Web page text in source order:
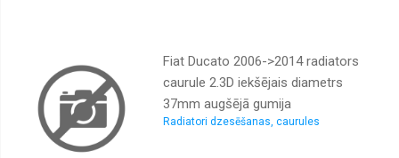
Fiat Ducato 2006->2014 radiators
caurule 2.3D iekšējais diametrs
37mm augšējā gumija
Radiatori dzesēšanas, caurules